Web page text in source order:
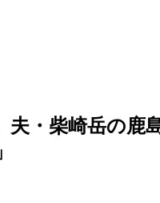
夫・柴崎岳の